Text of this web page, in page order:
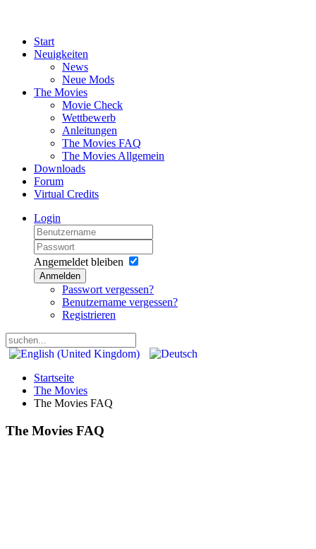
Start
Neuigkeiten
News
Neue Mods
The Movies
Movie Check
Wettbewerb
Anleitungen
The Movies FAQ
The Movies Allgemein
Downloads
Forum
Virtual Credits
Login
Angemeldet bleiben
Anmelden
Passwort vergessen?
Benutzername vergessen?
Registrieren
Startseite
The Movies
The Movies FAQ
The Movies FAQ